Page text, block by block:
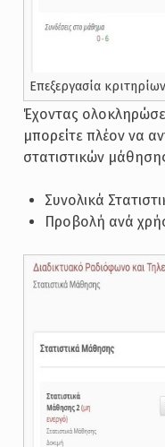
Επεξεργασία
Έχοντας
μπορείτε πλέον να
στατιστικών
Συνολικά
Προβολή ανά